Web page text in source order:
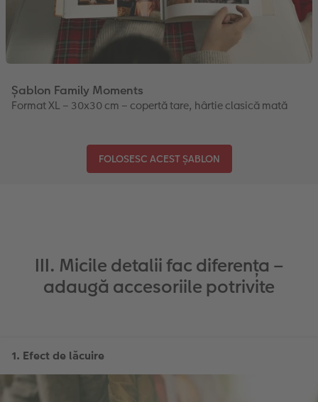
Șablon Family Moments
Format XL – 30x30 cm – copertă tare, hârtie clasică mată
FOLOSESC ACEST ȘABLON
III. Micile detalii fac diferența –
adaugă accesoriile potrivite